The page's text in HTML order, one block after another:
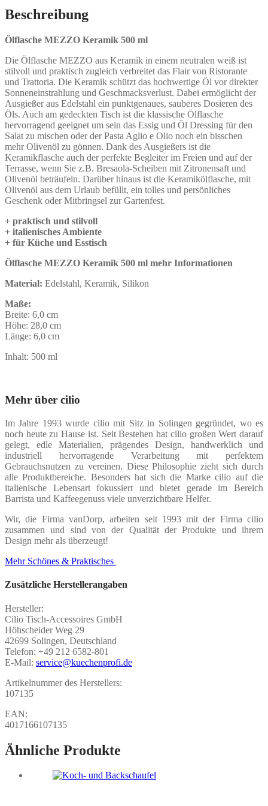
Beschreibung
Ölflasche MEZZO Keramik 500 ml
Die Ölflasche MEZZO aus Keramik in einem neutralen weiß ist
stilvoll und praktisch zugleich verbreitet das Flair von Ristorante
und Trattoria. Die Keramik schützt das hochwertige Öl vor direkter
Sonneneinstrahlung und Geschmacksverlust. Dabei ermöglicht der
Ausgießer aus Edelstahl ein punktgenaues, sauberes Dosieren des
Öls. Auch am gedeckten Tisch ist die klassische Ölflasche
hervorragend geeignet um sein das Essig und Öl Dressing für den
Salat zu mischen oder der Pasta Aglio e Olio noch ein bisschen
mehr Olivenöl zu gönnen. Dank des Ausgießers ist die
Keramikflasche auch der perfekte Begleiter im Freien und auf der
Terrasse, wenn Sie z.B. Bresaola-Scheiben mit Zitronensaft und
Olivenöl beträufeln. Darüber hinaus ist die Keramikölflasche, mit
Olivenöl aus dem Urlaub befüllt, ein tolles und persönliches
Geschenk oder Mitbringsel zur Gartenfest.
+ praktisch und stilvoll
+ italienisches Ambiente
+ für Küche und Esstisch
Ölflasche MEZZO Keramik 500 ml mehr Informationen
Material: Edelstahl, Keramik, Silikon
Maße:
Breite: 6,0 cm
Höhe: 28,0 cm
Länge: 6,0 cm
Inhalt: 500 ml
Mehr über cilio
Im Jahre 1993 wurde cilio mit Sitz in Solingen gegründet, wo es
noch heute zu Hause ist. Seit Bestehen hat cilio großen Wert darauf
gelegt, edle Materialien, prägendes Design, handwerklich und
industriell hervorragende Verarbeitung mit perfektem
Gebrauchsnutzen zu vereinen. Diese Philosophie zieht sich durch
alle Produktbereiche. Besonders hat sich die Marke cilio auf die
italienische Lebensart fokussiert und bietet gerade im Bereich
Barrista und Kaffeegenuss viele unverzichtbare Helfer.
Wir, die Firma vanDorp, arbeiten seit 1993 mit der Firma cilio
zusammen und sind von der Qualität der Produkte und ihrem
Design mehr als überzeugt!
Mehr Schönes & Praktisches
Zusätzliche Herstellerangaben
Hersteller:
Cilio Tisch-Accessoires GmbH
Höhscheider Weg 29
42699 Solingen, Deutschland
Telefon: +49 212 6582-801
E-Mail: service@kuechenprofi.de
Artikelnummer des Herstellers:
107135
EAN:
4017166107135
Ähnliche Produkte